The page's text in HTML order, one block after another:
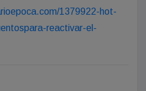
1379922-hot-
reactivar-el-